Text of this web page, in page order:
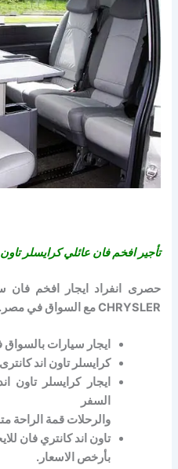
تأجير افخم فان عائلي كرايسلر
حصرى انفراد ايجار افخم فان
CHRYSLER مع السواق في مصر.
ايجار سيارات
كرايسلر تاون اند
ايجار كرايسلر تاون
السفر
والرحلات قمة الراحة
تاون اند كانتري فان
بأرخص الاسعار.